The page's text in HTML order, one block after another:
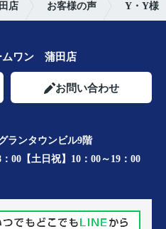
店 お客様の声 Y・Y様
ムワン 蒲田店
お問い合わせ
ランタウンビル9階
：00【土日祝】10：00～19：00